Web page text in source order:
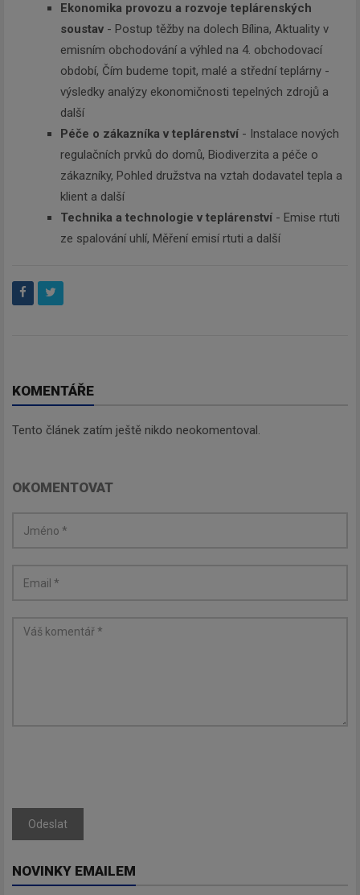
Ekonomika provozu a rozvoje teplárenských
soustav - Postup těžby na dolech Bílina, Aktuality v
emisním obchodování a výhled na 4. obchodovací
období, Čím budeme topit, malé a střední teplárny -
výsledky analýzy ekonomičnosti tepelných zdrojů a
další
Péče o zákazníka v teplárenství - Instalace nových
regulačních prvků do domů, Biodiverzita a péče o
zákazníky, Pohled družstva na vztah dodavatel tepla a
klient a další
Technika a technologie v teplárenství - Emise rtuti
ze spalování uhlí, Měření emisí rtuti a další
KOMENTÁŘE
Tento článek zatím ještě nikdo neokomentoval.
OKOMENTOVAT
Odeslat
NOVINKY EMAILEM
Newsletter
Zadejte váš email a my Vám
budeme zasílat ty nejdůležitější
informace, maximálně 1x týdně.
Odebírat